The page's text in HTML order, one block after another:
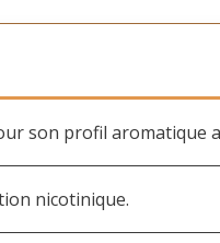
son profil aromatique
nicotinique.